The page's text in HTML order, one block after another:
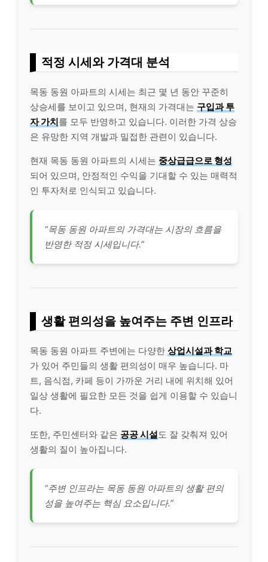
적정 시세와 가격대 분석
목동 동원 아파트의 시세는 최근 몇 년 동안 꾸준히
상승세를 보이고 있으며, 현재의 가격대는 구입과 투
자 가치를 모두 반영하고 있습니다. 이러한 가격 상승
은 유망한 지역 개발과 밀접한 관련이 있습니다.
현재 목동 동원 아파트의 시세는 중상급급으로 형성
되어 있으며, 안정적인 수익을 기대할 수 있는 매력적
인 투자처로 인식되고 있습니다.
“목동 동원 아파트의 가격대는 시장의 흐름을
반영한 적정 시세입니다.”
생활 편의성을 높여주는 주변 인프라
목동 동원 아파트 주변에는 다양한 상업시설과 학교
가 있어 주민들의 생활 편의성이 매우 높습니다. 마
트, 음식점, 카페 등이 가까운 거리 내에 위치해 있어
일상 생활에 필요한 모든 것을 쉽게 이용할 수 있습니
다.
또한, 주민센터와 같은 공공 시설도 잘 갖춰져 있어
생활의 질이 높아집니다.
“주변 인프라는 목동 동원 아파트의 생활 편의
성을 높여주는 핵심 요소입니다.”